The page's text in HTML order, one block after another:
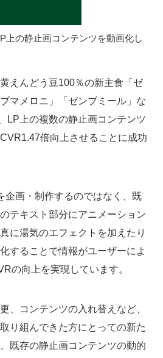
上の静止画コンテンツを動画化し
えんどう豆100％の新主食「ゼ
マメロニ」「ゼンブミール」な
LP上の複数の静止画コンテンツ
倍向上させることに成功
企画・制作するのではなく、既
テキスト部分にアニメーション
に湯気のエフェクトを加えたり
することで情報がユーザーによ
の向上を実現しています。
、コンテンツの入れ替えなど、
り組んできた方にとっての新た
既存の静止画コンテンツの動的